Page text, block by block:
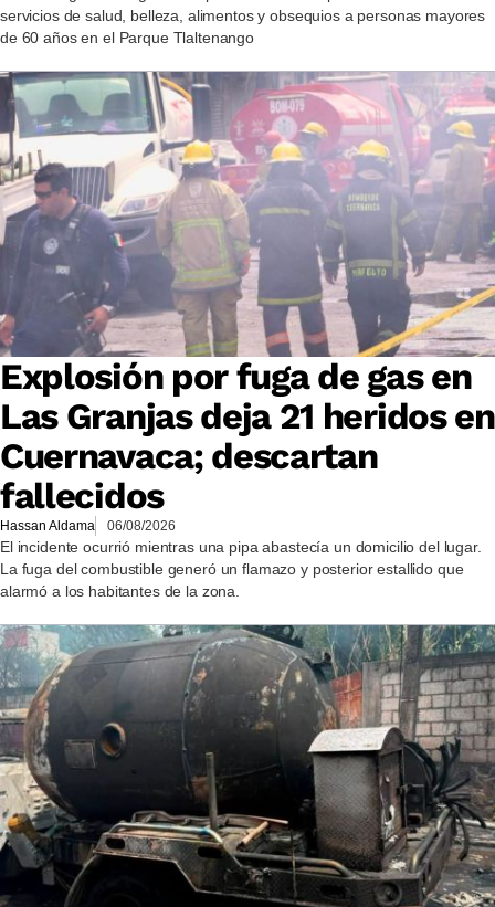
servicios de salud, belleza, alimentos y obsequios a personas mayores
de 60 años en el Parque Tlaltenango
Explosión por fuga de gas en
Las Granjas deja 21 heridos en
Cuernavaca; descartan
fallecidos
Hassan Aldama 06/08/2026
El incidente ocurrió mientras una pipa abastecía un domicilio del lugar.
La fuga del combustible generó un flamazo y posterior estallido que
alarmó a los habitantes de la zona.